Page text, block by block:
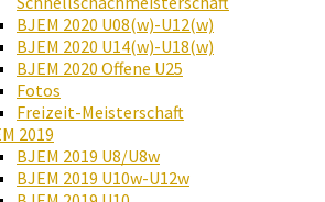
BJEM 2020 U08(w)-U12(w)
BJEM 2020 U14(w)-U18(w)
BJEM 2020 Offene U25
Fotos
Freizeit-Meisterschaft
2019
BJEM 2019 U8/U8w
BJEM 2019 U10w-U12w